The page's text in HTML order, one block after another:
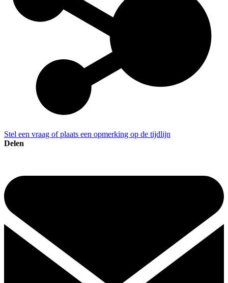
Stel een vraag of plaats een opmerking op de tijdlijn
Delen